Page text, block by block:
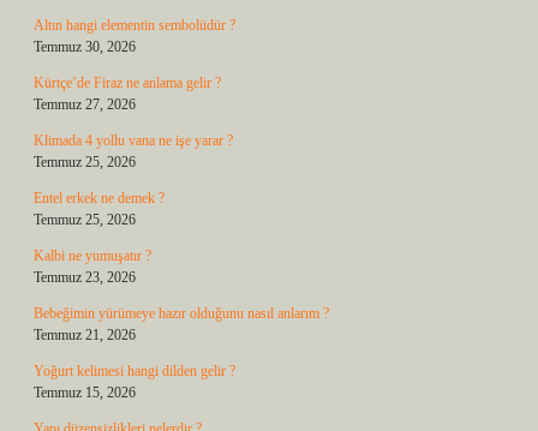
Altın hangi elementin sembolüdür ?
Temmuz 30, 2026
Kürtçe’de Firaz ne anlama gelir ?
Temmuz 27, 2026
Klimada 4 yollu vana ne işe yarar ?
Temmuz 25, 2026
Entel erkek ne demek ?
Temmuz 25, 2026
Kalbi ne yumuşatır ?
Temmuz 23, 2026
Bebeğimin yürümeye hazır olduğunu nasıl anlarım ?
Temmuz 21, 2026
Yoğurt kelimesi hangi dilden gelir ?
Temmuz 15, 2026